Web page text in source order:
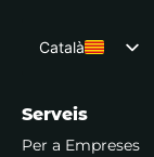
Català
Serveis
Per a Empreses